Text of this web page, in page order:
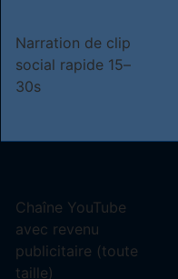
Narration de clip
social rapide 15–
30s
Chaîne YouTube
avec revenu
publicitaire (toute
taille)